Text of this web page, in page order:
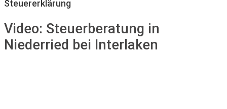
Steuererklärung
Video: Steuerberatung in
Niederried bei Interlaken